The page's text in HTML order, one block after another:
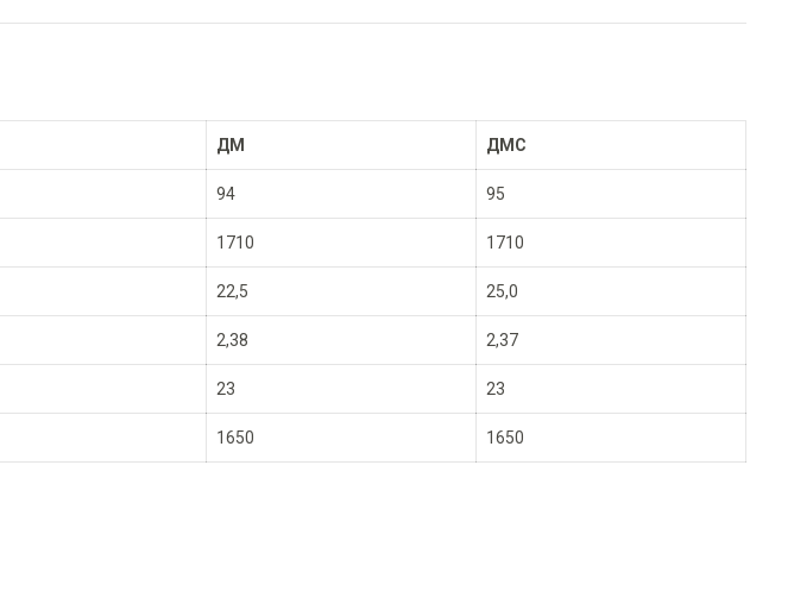
ДМ ДМС
94 95
1710 1710
22,5 25,0
2,38 2,37
23 23
1650 1650